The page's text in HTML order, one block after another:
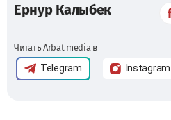
Ернур Калыбек
Читать Arbat media в
Telegram Instagram